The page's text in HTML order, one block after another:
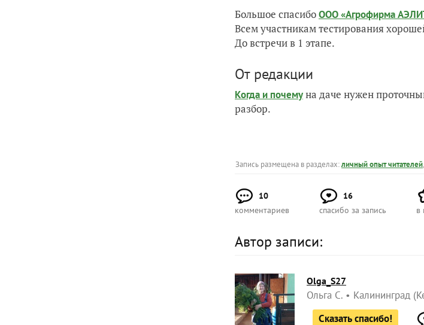
Большое спасибоООО «Агрофирма
Всем участникам тестирования
До встречи в 1 этапе.
От редакции
Когда и почемуна даче нужен
разбор.
Запись размещена в разделах:личный опыт читателей,
10
комментариев
16
спасибо за запись
в
Автор записи:
Olga_S27
Ольга С. Калининград
Сказать спасибо!